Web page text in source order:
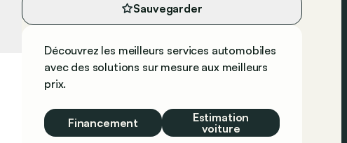
Sauvegarder
Découvrez les meilleurs services automobiles
avec des solutions sur mesure aux meilleurs
prix.
Financement
Estimation
voiture